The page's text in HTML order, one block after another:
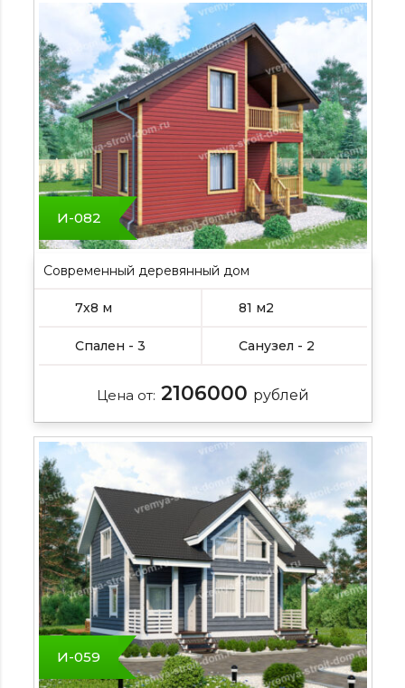
И-082
Современный деревянный дом
7х8 м 81 м2
Спален - 3 Санузел - 2
Цена от: 2106000 рублей
И-059